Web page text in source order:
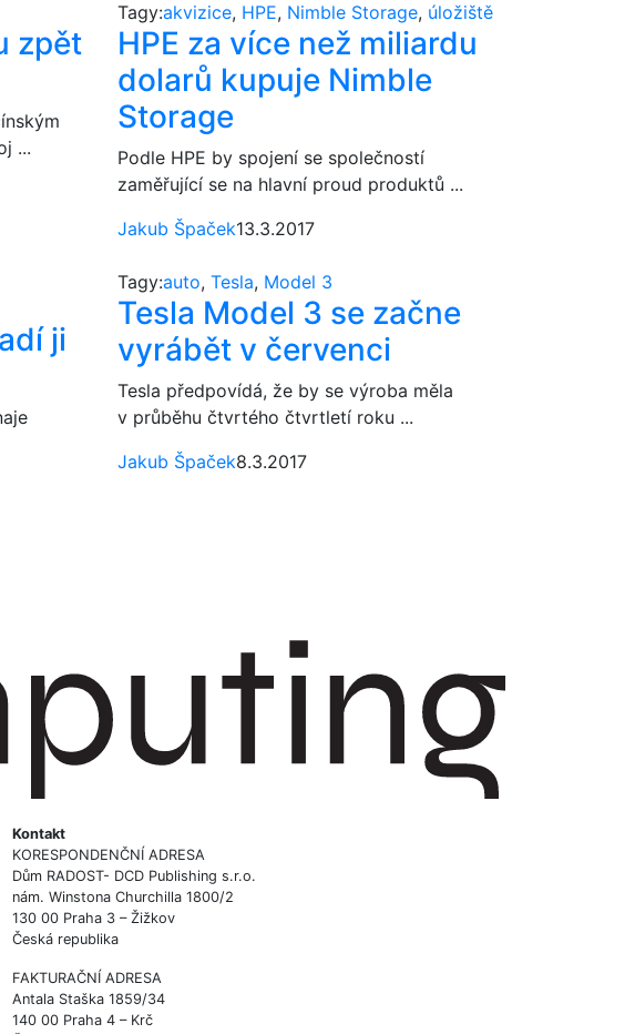
zpět
...
Tagy:akvizice, HPE, Nimble Storage, úložiště
HPE za více než miliardu
dolarů kupuje Nimble
Storage
Podle HPE by spojení se společností
zaměřující se na hlavní proud produktů ...
Jakub Špaček13.3.2017
ji
Tagy:auto, Tesla, Model 3
Tesla Model 3 se začne
vyrábět v červenci
Tesla předpovídá, že by se výroba měla
v průběhu čtvrtého čtvrtletí roku ...
Jakub Špaček8.3.2017
Kontakt
KORESPONDENČNÍ ADRESA
Dům RADOST- DCD Publishing s.r.o.
nám. Winstona Churchilla 1800/2
130 00 Praha 3 – Žižkov
Česká republika
FAKTURAČNÍ ADRESA
Antala Staška 1859/34
140 00 Praha 4 – Krč